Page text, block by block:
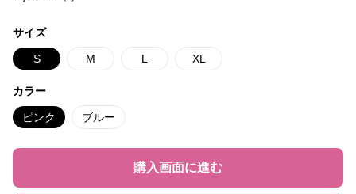
サイズ
S M L XL
カラー
ピンク ブルー
購入画面に進む